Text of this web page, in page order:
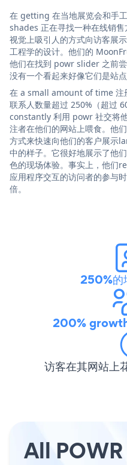
在 getting 在当地展览会和手
shades 正在寻找一种在线销
视觉上吸引人的方式向访客展
工程学的设计。他们的
他们在找到 powr slider 之前
没有一个看起来好像它们是站
在 a small amount of time 注
联系人数量超过 250%（超过
constantly 利用 powr 社交将
注者在他们的网站上喂食。他
方式来快速向他们的客户展示
中的样子。它很好地展示了他
色的现场体验。事实上，他们
应用程序交互的访问者的参与
倍。
250%的
200%
访客在其网站上
All